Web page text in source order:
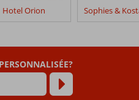
Hotel Orion